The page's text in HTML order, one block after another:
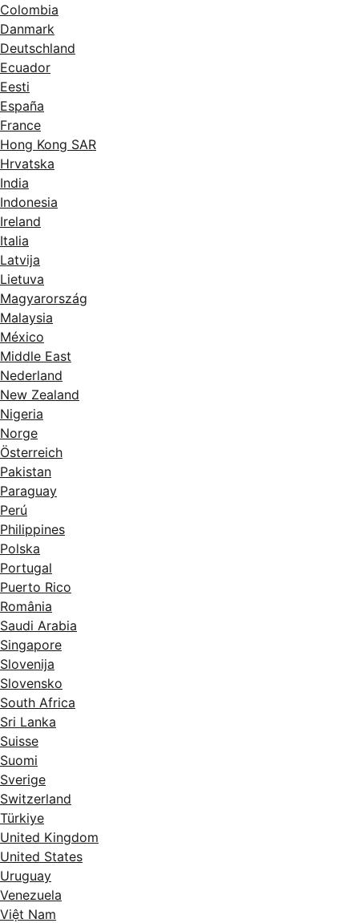
Colombia
Danmark
Deutschland
Ecuador
Eesti
España
France
Hong Kong SAR
Hrvatska
India
Indonesia
Ireland
Italia
Latvija
Lietuva
Magyarország
Malaysia
México
Middle East
Nederland
New Zealand
Nigeria
Norge
Österreich
Pakistan
Paraguay
Perú
Philippines
Polska
Portugal
Puerto Rico
România
Saudi Arabia
Singapore
Slovenija
Slovensko
South Africa
Sri Lanka
Suisse
Suomi
Sverige
Switzerland
Türkiye
United Kingdom
United States
Uruguay
Venezuela
Việt Nam